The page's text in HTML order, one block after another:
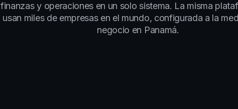
finanzas y operaciones en un solo sistema. La misma
usan miles de empresas en el mundo, configurada a la
negocio en Panamá.